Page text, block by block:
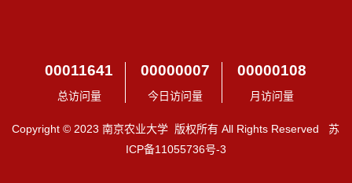
00011641
总访问量
00000007
今日访问量
00000108
月访问量
Copyright © 2023 南京农业大学 版权所有 All Rights Reserved 苏
ICP备11055736号-3